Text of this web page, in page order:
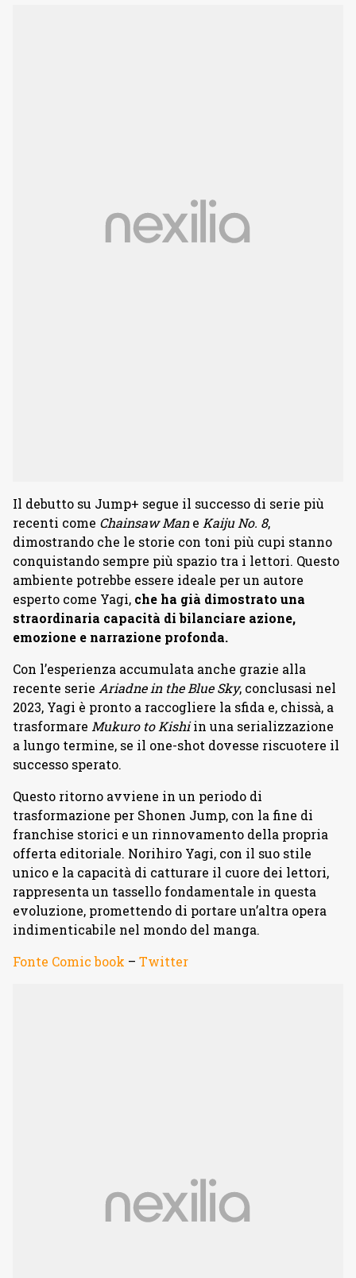
Il debutto su Jump+ segue il successo di serie più
recenti come Chainsaw Mane Kaiju No. 8,
dimostrando che le storie con toni più cupi stanno
conquistando sempre più spazio tra i lettori. Questo
ambiente potrebbe essere ideale per un autore
esperto come Yagi, che ha già dimostrato una
straordinaria capacità di bilanciare azione,
emozione e narrazione profonda.
Con l’esperienza accumulata anche grazie alla
recente serie Ariadne in the Blue Sky, conclusasi nel
2023, Yagi è pronto a raccogliere la sfida e, chissà, a
trasformare Mukuro to Kishiin una serializzazione
a lungo termine, se il one-shot dovesse riscuotere il
successo sperato.
Questo ritorno avviene in un periodo di
trasformazione per Shonen Jump, con la fine di
franchise storici e un rinnovamento della propria
offerta editoriale. Norihiro Yagi, con il suo stile
unico e la capacità di catturare il cuore dei lettori,
rappresenta un tassello fondamentale in questa
evoluzione, promettendo di portare un’altra opera
indimenticabile nel mondo del manga.
Fonte Comic book – Twitter